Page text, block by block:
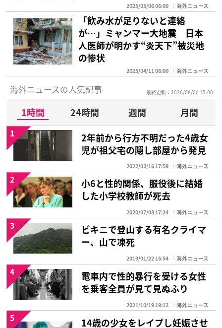
2025/05/06 06:00 海外ニュース
「飲み水が足りないと連絡
が…」ミャンマー大地震 日本
人医師が明かす“炎天下”被災地
の惨状
2025/04/11 06:00 海外ニュース
海外ニュースの人気記事 最終更新：2026/08/06 15:00
1時間 24時間 週間
月間
2年前から行方不明だった4歳女
児が祖父宅の隠し部屋から発見
2022/02/16 17:59 海外ニュース
1
小6と性的関係、服役後に結婚
した小学校教師が死去
2020/07/08 17:24 海外ニュース
2
ビキニで登山する有名クライマ
ー、山で凍死
2019/01/22 15:54 海外ニュース
3
電車内で性的暴行を受ける女性
を乗客全員が見て見ぬふり
2021/10/19 19:12 海外ニュース
4
14歳の少女をレイプし妊娠させ
5